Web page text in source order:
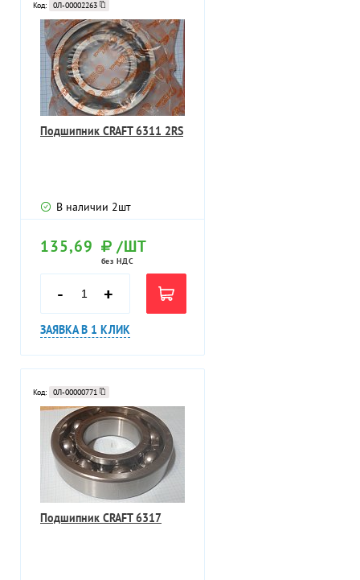
Код: 0Л-00002263
Подшипник CRAFT 6311 2RS
В наличии 2шт
135,69 /ШТ
без НДС
- +
ЗАЯВКА В 1 КЛИК
Код: 0Л-00000771
Подшипник CRAFT 6317